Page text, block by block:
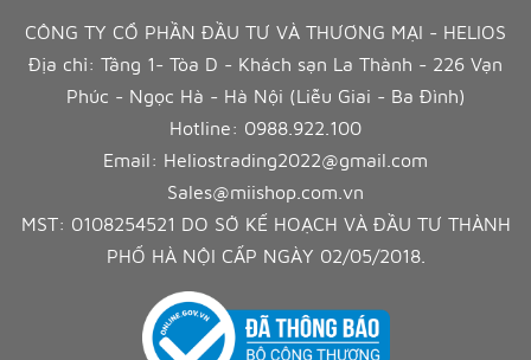
CÔNG TY CỔ PHẦN ĐẦU TƯ VÀ THƯƠNG MẠI - HELIOS
Địa chỉ: Tầng 1- Tòa D - Khách sạn La Thành - 226 Vạn
Phúc - Ngọc Hà - Hà Nội (Liễu Giai - Ba Đình)
Hotline: 0988.922.100
Email: Heliostrading2022@gmail.com
Sales@miishop.com.vn
MST: 0108254521 DO SỞ KẾ HOẠCH VÀ ĐẦU TƯ THÀNH
PHỐ HÀ NỘI CẤP NGÀY 02/05/2018.